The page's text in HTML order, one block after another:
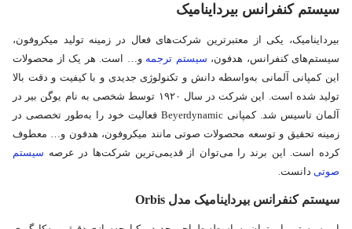
سیستم کنفرانس بیرداینامیک
بیرداینامیک، یکی از معتبرترین شرکت‌های فعال در زمینه تولید میکروفون‌،
سیستم‌های کنفرانس، هدفون، سیستم ترجمه و… است. هر یک از محصولات
این کمپانی آلمانی به‌واسطه دانش و تکنولوژی جدیدی و با کیفیت و دقت بالا
تولید شده است. این شرکت در سال ۱۹۲۰ توسط شخصی به نام یوگن بیر در
آلمان تاسیس شد. کمپانی Beyerdynamic فعالیت خود را به‌طور تخصصی در
زمینه تحقیق و توسعه محصولات صوتی مانند میکروفون، هدفون و… معطوف
کرده است. این برند را می‌توان از قدیمی‌ترین شرکت‌ها در عرصه سیستم‌
صوتی دانست.
سیستم کنفرانس بیرداینامیک مدل